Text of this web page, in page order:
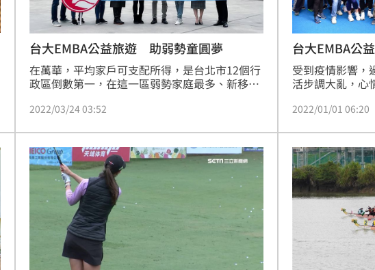
台大EMBA公益旅遊 助弱勢童圓夢
在萬華，平均家戶可支配所得，是台北市12個行
政區倒數第一，在這一區弱勢家庭最多、新移民
歸，照顧孩子更顯吃重，容易衍伸家庭暴力與隔
冠廷、周純如、蔡議賢，以實際行動支持立心慈
善基金會萬華兒童服務中心，與雄獅旅遊合作安
排公益旅遊，共同贊助84位弱勢家庭及孩童一日
遊，體驗圓夢之旅。
2022/03/24 03:52
台大EMBA公
受到疫情影響，
活步調大亂，心
新的心情迎接新
益健走」活動，
益，並將此次活
鄉的弱勢學童。
2022/01/01 06:20